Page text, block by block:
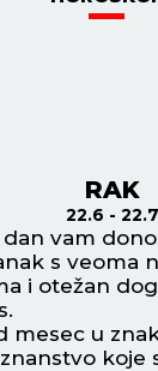
RAK
22.6 - 22.7
dan vam
s veoma
i otežan
mesec u
koje